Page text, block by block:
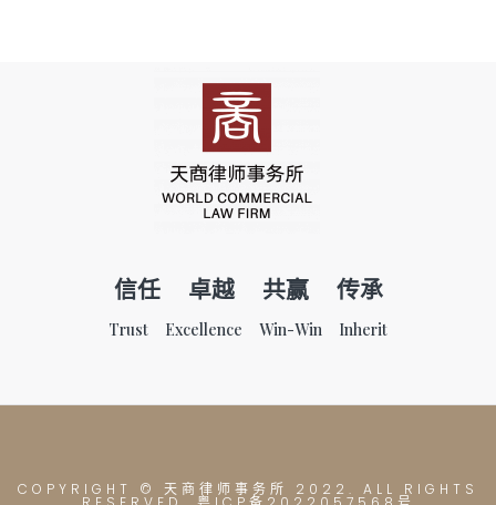
信任 卓越 共赢 传承
Trust Excellence Win-Win Inherit
COPYRIGHT © 天商律师事务所 2022. ALL RIGHTS